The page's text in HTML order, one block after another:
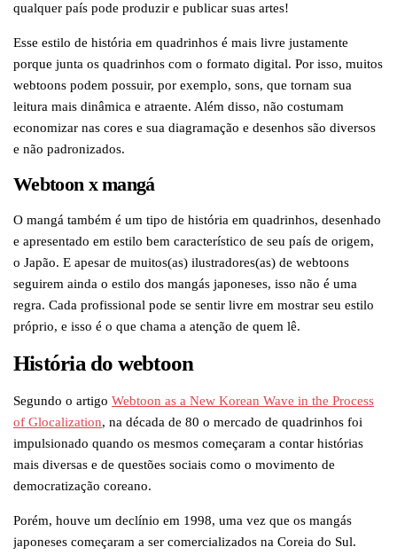
qualquer país pode produzir e publicar suas artes!
Esse estilo de história em quadrinhos é mais livre justamente
porque junta os quadrinhos com o formato digital. Por isso, muitos
webtoons podem possuir, por exemplo, sons, que tornam sua
leitura mais dinâmica e atraente. Além disso, não costumam
economizar nas cores e sua diagramação e desenhos são diversos
e não padronizados.
Webtoon x mangá
O mangá também é um tipo de história em quadrinhos, desenhado
e apresentado em estilo bem característico de seu país de origem,
o Japão. E apesar de muitos(as) ilustradores(as) de webtoons
seguirem ainda o estilo dos mangás japoneses, isso não é uma
regra. Cada profissional pode se sentir livre em mostrar seu estilo
próprio, e isso é o que chama a atenção de quem lê.
História do webtoon
Segundo o artigo Webtoon as a New Korean Wave in the Process
of Glocalization, na década de 80 o mercado de quadrinhos foi
impulsionado quando os mesmos começaram a contar histórias
mais diversas e de questões sociais como o movimento de
democratização coreano.
Porém, houve um declínio em 1998, uma vez que os mangás
japoneses começaram a ser comercializados na Coreia do Sul.